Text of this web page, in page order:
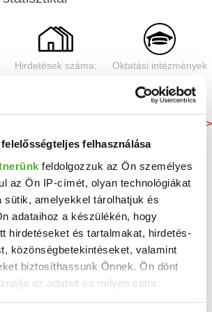
felhasználása
feldolgozzuk az Ön személyes
az Ön IP-címét, olyan technológiákat
sütik, amelyekkel tárolhatjuk és
adataihoz a készülékén, hogy
hirdetéseket és tartalmakat, hirdetés-
közönségbetekintéseket, valamint
biztosíthassunk Önnek. Ön dönt
az adatait és milyen célra.
Hirdetések száma: Oktatási intézmények
Még több adat >
Eladó ingatlan Siófok
Eladó ingatlan Fülesd
Eladó ingatlan Deszk
Eladó ingatlan Kisvárda